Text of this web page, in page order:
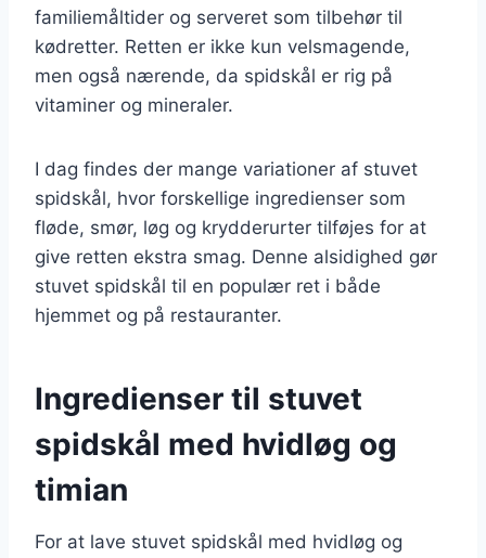
familiemåltider og serveret som tilbehør til
kødretter. Retten er ikke kun velsmagende,
men også nærende, da spidskål er rig på
vitaminer og mineraler.
I dag findes der mange variationer af stuvet
spidskål, hvor forskellige ingredienser som
fløde, smør, løg og krydderurter tilføjes for at
give retten ekstra smag. Denne alsidighed gør
stuvet spidskål til en populær ret i både
hjemmet og på restauranter.
Ingredienser til stuvet
spidskål med hvidløg og
timian
For at lave stuvet spidskål med hvidløg og